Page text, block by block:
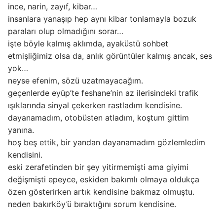
ince, narin, zayıf, kibar…
insanlara yanaşıp hep aynı kibar tonlamayla bozuk
paraları olup olmadığını sorar…
işte böyle kalmış aklımda, ayaküstü sohbet
etmişliğimiz olsa da, anlık görüntüler kalmış ancak, ses
yok…
neyse efenim, sözü uzatmayacağım.
geçenlerde eyüp’te feshane’nin az ilerisindeki trafik
ışıklarında sinyal çekerken rastladım kendisine.
dayanamadım, otobüsten atladım, koştum gittim
yanına.
hoş beş ettik, bir yandan dayanamadım gözlemledim
kendisini.
eski zerafetinden bir şey yitirmemişti ama giyimi
değişmişti epeyce, eskiden bakımlı olmaya oldukça
özen gösterirken artık kendisine bakmaz olmuştu.
neden bakırköy’ü bıraktığını sorum kendisine.